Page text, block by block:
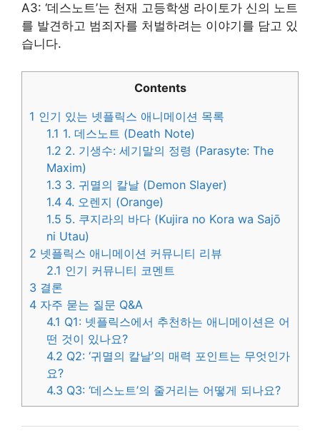
A3: ‘데스노트’는 천재 고등학생 라이토가 신의 노트
를 발견하고 범죄자를 처벌하려는 이야기를 담고 있
습니다.
Contents
1 인기 있는 넷플릭스 애니메이션 목록
1.1 1. 데스노트 (Death Note)
1.2 2. 기생수: 세기말의 정령 (Parasyte: The
Maxim)
1.3 3. 귀멸의 칼날 (Demon Slayer)
1.4 4. 오렌지 (Orange)
1.5 5. 쿠지라의 바다 (Kujira no Kora wa Sajō
ni Utau)
2 넷플릭스 애니메이션 커뮤니티 리뷰
2.1 인기 커뮤니티 코멘트
3 결론
4 자주 묻는 질문 Q&A
4.1 Q1: 넷플릭스에서 추천하는 애니메이션은 어
떤 것이 있나요?
4.2 Q2: ‘귀멸의 칼날’의 매력 포인트는 무엇인가
요?
4.3 Q3: ‘데스노트’의 줄거리는 어떻게 되나요?